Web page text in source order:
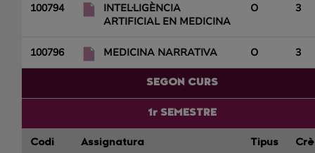
100794
INTEL·LIGÈNCIA
ARTIFICIAL EN MEDICINA
O 3
100796 MEDICINA NARRATIVA O 3
SEGON CURS
1r SEMESTRE
Codi Assignatura Tipus